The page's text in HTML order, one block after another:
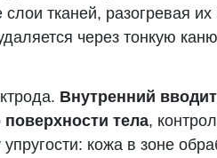
тканей, разогревая
через тонкую
Внутренний
тела,
кожа в зоне